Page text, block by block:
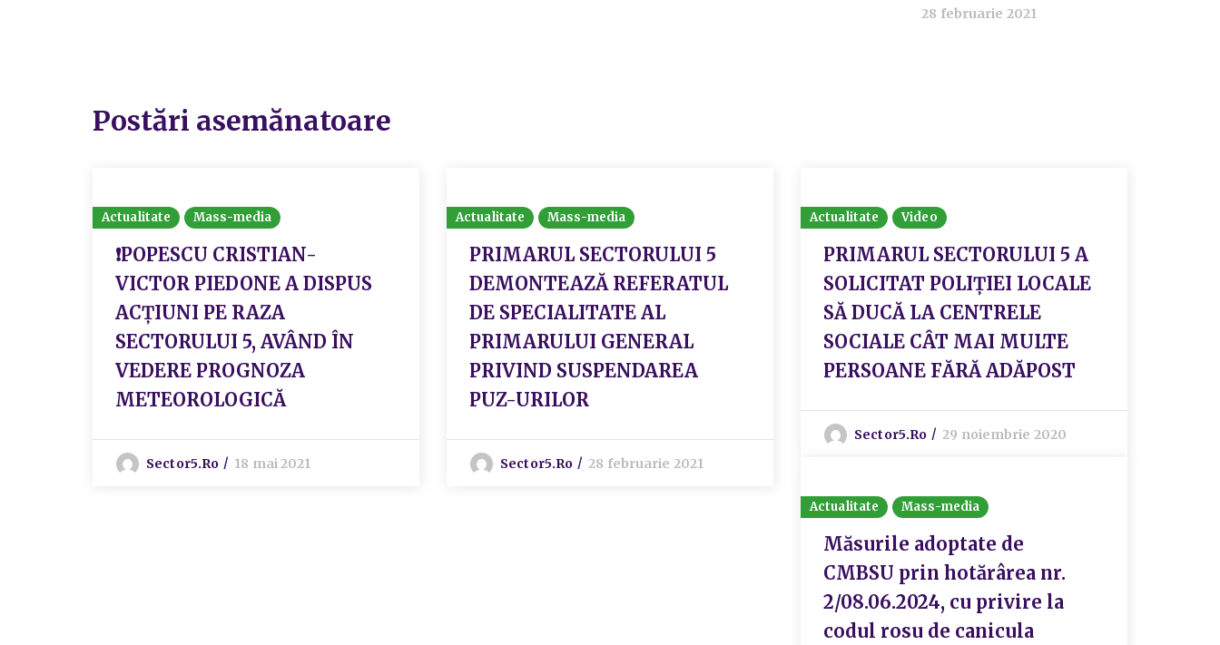
28 februarie 2021
Postări asemănatoare
Actualitate Mass-media
❗POPESCU CRISTIAN-
VICTOR PIEDONE A DISPUS
ACȚIUNI PE RAZA
SECTORULUI 5, AVÂND ÎN
VEDERE PROGNOZA
METEOROLOGICĂ
Sector5.ro 18 mai 2021
Actualitate Mass-media
PRIMARUL SECTORULUI 5
DEMONTEAZĂ REFERATUL
DE SPECIALITATE AL
PRIMARULUI GENERAL
PRIVIND SUSPENDAREA
PUZ-URILOR
Sector5.ro 28 februarie 2021
Actualitate Video
PRIMARUL SECTORULUI 5 A
SOLICITAT POLIȚIEI LOCALE
SĂ DUCĂ LA CENTRELE
SOCIALE CÂT MAI MULTE
PERSOANE FĂRĂ ADĂPOST
Sector5.ro 29 noiembrie 2020
Actualitate Mass-media
Măsurile adoptate de
CMBSU prin hotărârea nr.
2/08.06.2024, cu privire la
codul rosu de canicula